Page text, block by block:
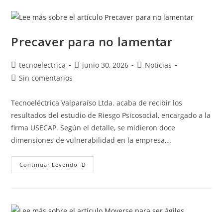
Precaver para no lamentar
tecnoelectrica junio 30, 2026
Noticias
Sin comentarios
Tecnoeléctrica Valparaíso Ltda. acaba de recibir los
resultados del estudio de Riesgo Psicosocial, encargado a la
firma USECAP. Según el detalle, se midieron doce
dimensiones de vulnerabilidad en la empresa,…
Continuar Leyendo